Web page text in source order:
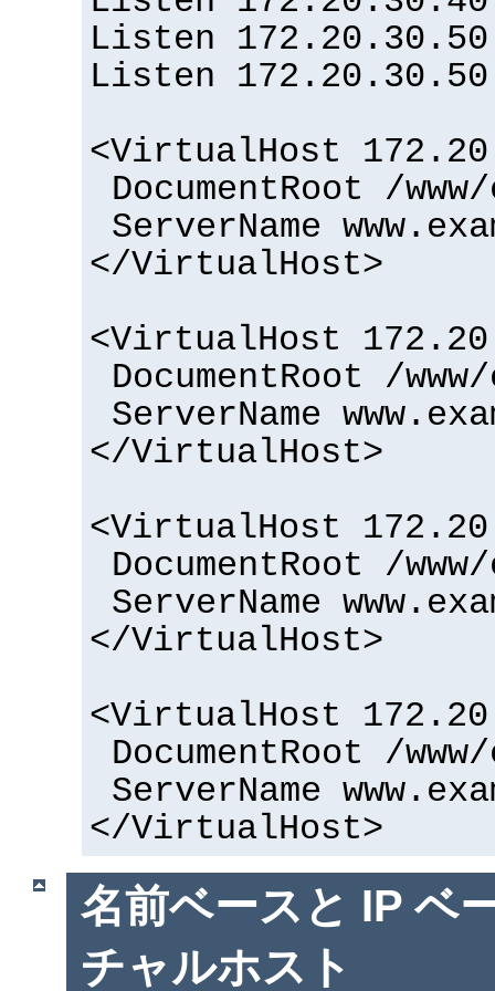
Listen
Listen
<VirtualHost
DocumentRoot /
ServerName
</VirtualHost>
<VirtualHost
DocumentRoot /
ServerName
</VirtualHost>
<VirtualHost
DocumentRoot /
ServerName
</VirtualHost>
<VirtualHost
DocumentRoot /
ServerName
</VirtualHost>
名前ベースと IP ベ
チャルホスト